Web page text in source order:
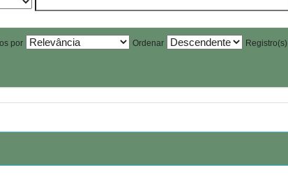
por Ordenar Registro(s)